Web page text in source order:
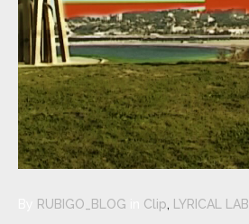
RUBIGO_BLOG Clip, LYRICAL LAB